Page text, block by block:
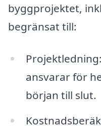
byggprojektet,
begränsat till:
ansvarar för
början till slut.